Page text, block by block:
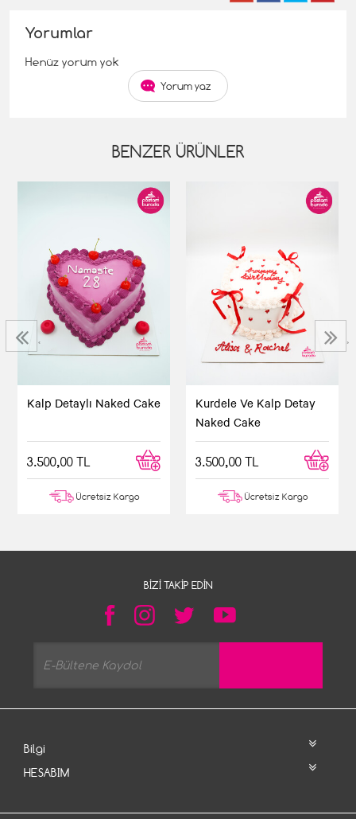
Yorumlar
Henüz yorum yok
Yorum yaz
BENZER ÜRÜNLER
Kalp Detaylı Naked Cake
3.500,00 TL
Ücretsiz Kargo
Kurdele Ve Kalp Detay
Naked Cake
3.500,00 TL
Ücretsiz Kargo
‹ ›
BIZI TAKIP EDIN
Bilgi
HESABIM